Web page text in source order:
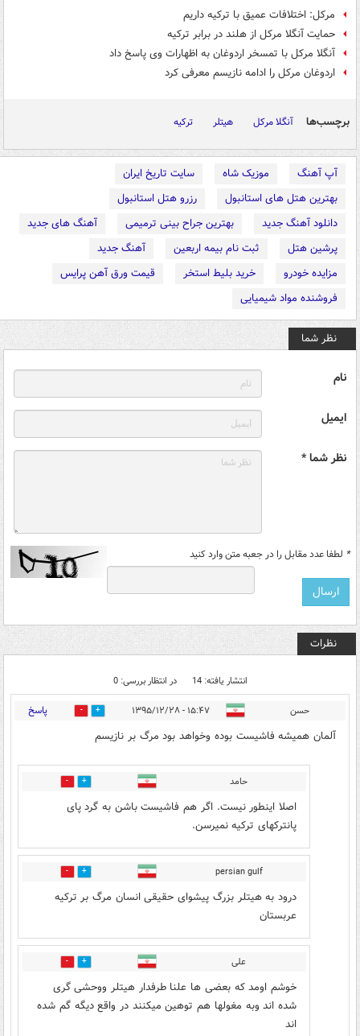
مرکل: اختلافات عمیق با ترکیه داریم
حمایت آنگلا مرکل از هلند در برابر ترکیه
آنگلا مرکل با تمسخر اردوغان به اظهارات وی پاسخ داد
اردوغان مرکل را ادامه نازیسم معرفی کرد
برچسب‌ها آنگلا مرکل هیتلر ترکیه
آپ آهنگ موزیک شاه
سایت تاریخ ایران
بهترین هتل های استانبول
رزرو هتل استانبول
دانلود آهنگ جدید
بهترین جراح بینی ترمیمی
آهنگ های جدید
پرشین هتل
ثبت نام بیمه اربعین
آهنگ جدید
مزایده خودرو
خرید بلیط استخر
قیمت ورق آهن پرایس
فروشنده مواد شیمیایی
نظر شما
نام
ایمیل
نظر شما *
* لطفا عدد مقابل را در جعبه متن وارد کنید
نظرات
انتشار یافته: 14 در انتظار بررسی: 0
حسن ۱۵:۴۷ - ۱۳۹۵/۱۲/۲۸ 17 پاسخ
آلمان همیشه فاشیست بوده وخواهد بود مرگ بر نازیسم
حامد 35
اصلا اینطور نیست. اگر هم فاشیست باشن به گرد پای
پانترکهای ترکیه نمیرسن.
persian gulf
16
درود به هیتلر بزرگ پیشوای حقیقی انسان مرگ بر ترکیه
عربستان
علی 2
خوشم اومد که بعضی ها علنا طرفدار هیتلر ووحشی گری
شده اند وبه مغولها هم توهین میکنند در واقع دیگه گم شده
اند